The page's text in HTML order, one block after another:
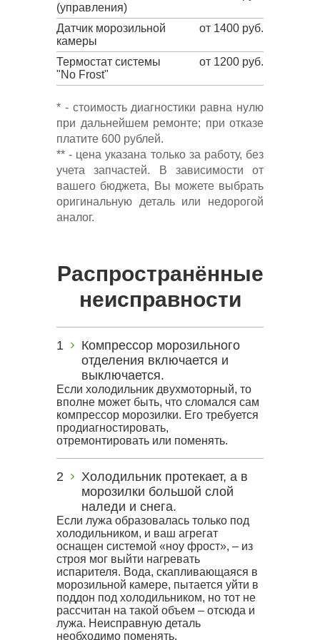
(управления)
Датчик морозильной
камеры
от 1400 руб.
Термостат системы
"No Frost"
от 1200 руб.
* - стоимость диагностики равна нулю
при дальнейшем ремонте; при отказе
платите 600 рублей.
** - цена указана только за работу, без
учета запчастей. В зависимости от
вашего бюджета, Вы можете выбрать
оригинальную деталь или недорогой
аналог.
Распространённые
неисправности
Компрессор морозильного
отделения включается и
выключается.
Если холодильник двухмоторный, то
вполне может быть, что сломался сам
компрессор морозилки. Его требуется
продиагностировать,
отремонтировать или поменять.
Холодильник протекает, а в
морозилки большой слой
наледи и снега.
Если лужа образовалась только под
холодильником, и ваш агрегат
оснащен системой «ноу фрост», – из
строя мог выйти нагревать
испарителя. Вода, скапливающаяся в
морозильной камере, пытается уйти в
поддон под холодильником, но тот не
рассчитан на такой объем – отсюда и
лужа. Неисправную деталь
необходимо поменять.